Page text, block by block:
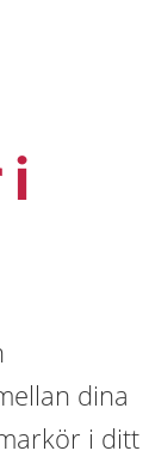
i
dina
i ditt